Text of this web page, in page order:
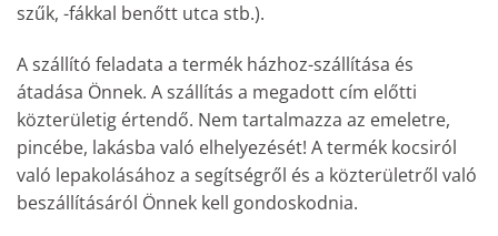
szűk, -fákkal benőtt utca stb.).
A szállító feladata a termék házhoz-szállítása és
átadása Önnek. A szállítás a megadott cím előtti
közterületig értendő. Nem tartalmazza az emeletre,
pincébe, lakásba való elhelyezését! A termék kocsiról
való lepakolásához a segítségről és a közterületről való
beszállításáról Önnek kell gondoskodnia.